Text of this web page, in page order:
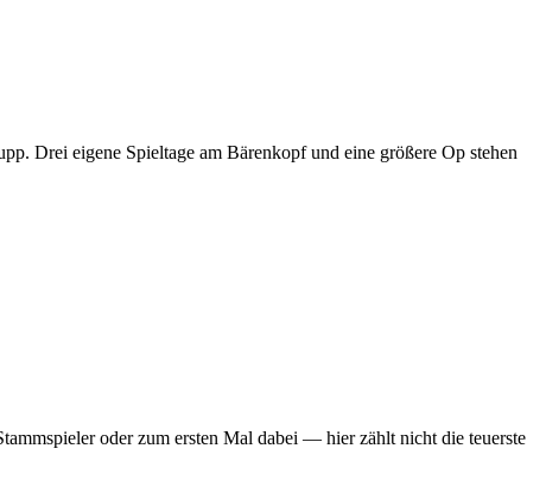
Drei eigene Spieltage am Bärenkopf und eine größere Op stehen
oder zum ersten Mal dabei — hier zählt nicht die teuerste